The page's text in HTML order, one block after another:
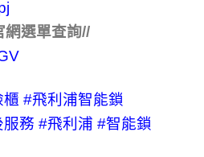
網選單查詢//
櫃 #飛利浦智能鎖
服務 #飛利浦 #智能鎖